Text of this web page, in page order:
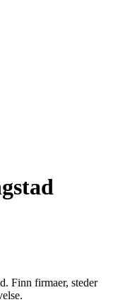
Finn firmaer, steder